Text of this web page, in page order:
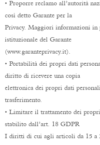
• Proporre reclamo all’autorità
così detto Garante per la
Privacy. Maggiori informazioni in
istituzionale del Garante
(www.garanteprivacy.it).
• Portabilità dei propri dati
diritto di ricevere una copia
elettronica dei propri dati
trasferimento.
• Limitare il trattamento dei
stabilito dall’art. 18 GDPR
I diritti di cui agli articoli da 15 a